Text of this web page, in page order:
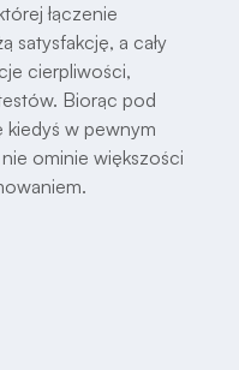
łączenie
satysfakcję, a cały
cierpliwości,
Biorąc pod
kiedyś w pewnym
ominie większości